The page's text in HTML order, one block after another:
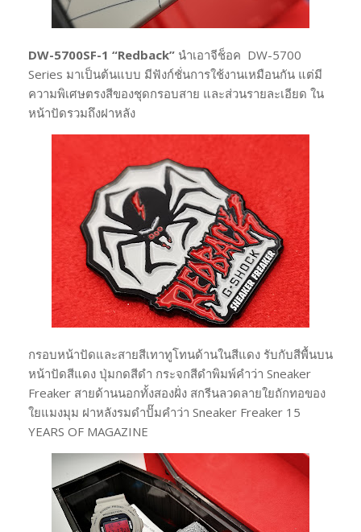
DW-5700SF-1 “Redback” นำเอาจีช็อค DW-5700
Series มาเป็นต้นแบบ มีฟังก์ชั่นการใช้งานเหมือนกัน แต่มี
ความพิเศษตรงสีของชุดกรอบสาย และส่วนรายละเอียด ใน
หน้าปัดรวมถึงฝาหลัง
กรอบหน้าปัดและสายสีเทาทูโทนด้านในสีแดง รับกับสีพื้นบน
หน้าปัดสีแดง ปุ่มกดสีดำ กระจกสีดำพิมพ์คำว่า Sneaker
Freaker สายด้านนอกทั้งสองฝั่ง​ สกรีนลวดลาย​ใยถักทอของ
ใยแมงมุม ฝาหลังรมดำปั๊มคำว่า Sneaker Freaker 15
YEARS OF MAGAZINE